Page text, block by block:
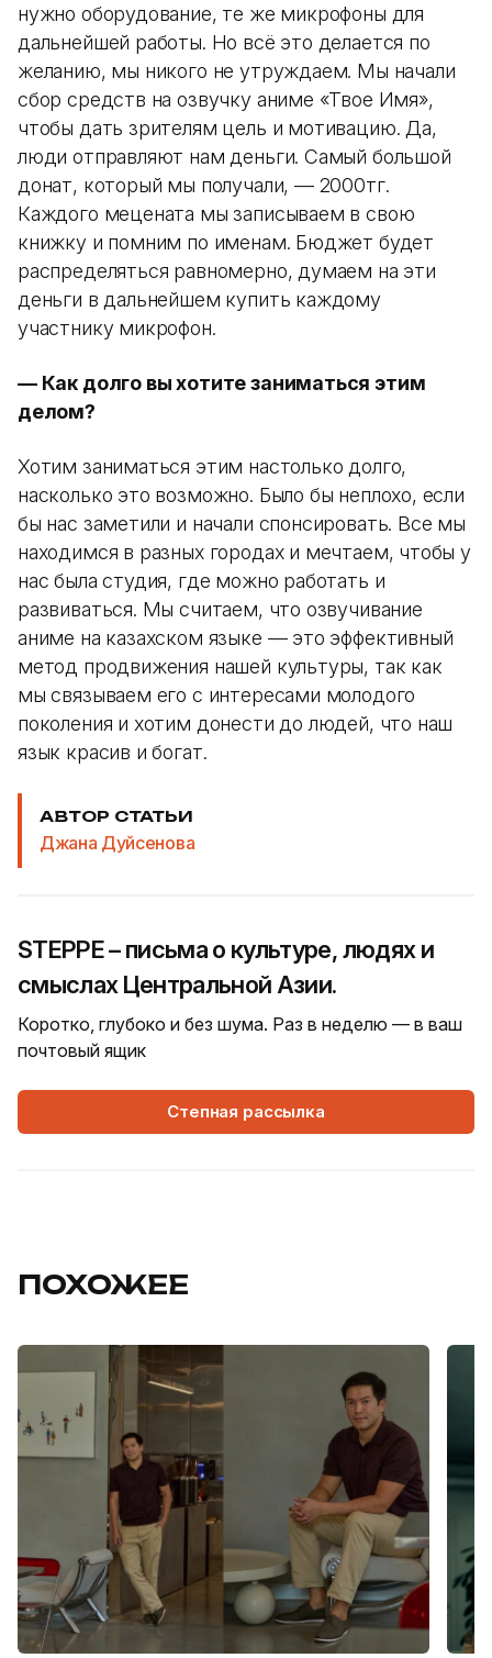
нужно оборудование, те же микрофоны для
дальнейшей работы. Но всё это делается по
желанию, мы никого не утруждаем. Мы начали
сбор средств на озвучку аниме «Твое Имя»,
чтобы дать зрителям цель и мотивацию. Да,
люди отправляют нам деньги. Самый большой
донат, который мы получали, — 2000тг.
Каждого мецената мы записываем в свою
книжку и помним по именам. Бюджет будет
распределяться равномерно, думаем на эти
деньги в дальнейшем купить каждому
участнику микрофон.
— Как долго вы хотите заниматься этим
делом?
Хотим заниматься этим настолько долго,
насколько это возможно. Было бы неплохо, если
бы нас заметили и начали спонсировать. Все мы
находимся в разных городах и мечтаем, чтобы у
нас была студия, где можно работать и
развиваться. Мы считаем, что озвучивание
аниме на казахском языке — это эффективный
метод продвижения нашей культуры, так как
мы связываем его с интересами молодого
поколения и хотим донести до людей, что наш
язык красив и богат.
АВТОР СТАТЬИ
Джана Дуйсенова
STEPPE – письма о культуре, людях и
смыслах Центральной Азии.
Коротко, глубоко и без шума. Раз в неделю — в ваш
почтовый ящик
Степная рассылка
ПОХОЖЕЕ